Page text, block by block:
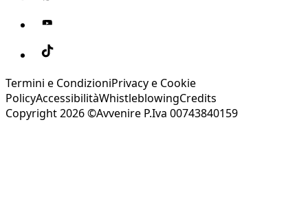
Termini e CondizioniPrivacy e Cookie
PolicyAccessibilitàWhistleblowingCredits
Copyright 2026 ©Avvenire P.Iva 00743840159